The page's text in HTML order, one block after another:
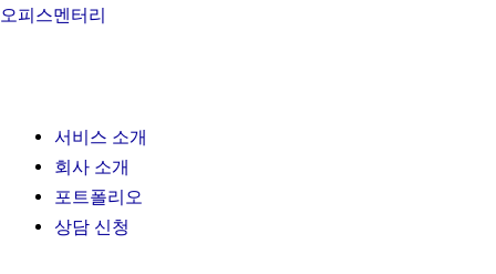
콘
오피스멘터리
서비스 소개
회사 소개
포트폴리오
상담 신청